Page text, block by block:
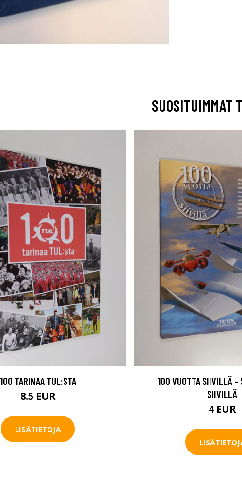
SUOSITUIMMAT
100 TARINAA TUL:STA
8.5 EUR
LISÄTIETOJA
100 VUOTTA SIIVILLÄ -
SIIVILLÄ
4 EUR